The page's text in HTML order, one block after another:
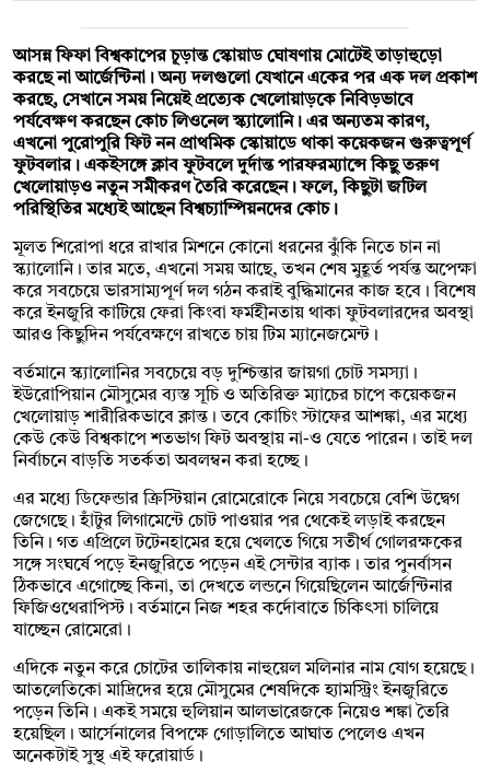
আসন্ন ফিফা বিশ্বকাপের চূড়ান্ত স্কোয়াড ঘোষণায় মোটেই তাড়াহুড়ো
করছে না আর্জেন্টিনা। অন্য দলগুলো যেখানে একের পর এক দল প্রকাশ
করছে, সেখানে সময় নিয়েই প্রত্যেক খেলোয়াড়কে নিবিড়ভাবে
পর্যবেক্ষণ করছেন কোচ লিওনেল স্ক্যালোনি। এর অন্যতম কারণ,
এখনো পুরোপুরি ফিট নন প্রাথমিক স্কোয়াডে থাকা কয়েকজন গুরুত্বপূর্ণ
ফুটবলার। একইসঙ্গে ক্লাব ফুটবলে দুর্দান্ত পারফরম্যান্সে কিছু তরুণ
খেলোয়াড়ও নতুন সমীকরণ তৈরি করেছেন। ফলে, কিছুটা জটিল
পরিস্থিতির মধ্যেই আছেন বিশ্বচ্যাম্পিয়নদের কোচ।
মূলত শিরোপা ধরে রাখার মিশনে কোনো ধরনের ঝুঁকি নিতে চান না
স্ক্যালোনি। তার মতে, এখনো সময় আছে, তখন শেষ মুহূর্ত পর্যন্ত অপেক্ষা
করে সবচেয়ে ভারসাম্যপূর্ণ দল গঠন করাই বুদ্ধিমানের কাজ হবে। বিশেষ
করে ইনজুরি কাটিয়ে ফেরা কিংবা ফর্মহীনতায় থাকা ফুটবলারদের অবস্থা
আরও কিছুদিন পর্যবেক্ষণে রাখতে চায় টিম ম্যানেজমেন্ট।
বর্তমানে স্ক্যালোনির সবচেয়ে বড় দুশ্চিন্তার জায়গা চোট সমস্যা।
ইউরোপিয়ান মৌসুমের ব্যস্ত সূচি ও অতিরিক্ত ম্যাচের চাপে কয়েকজন
খেলোয়াড় শারীরিকভাবে ক্লান্ত। তবে কোচিং স্টাফের আশঙ্কা, এর মধ্যে
কেউ কেউ বিশ্বকাপে শতভাগ ফিট অবস্থায় না-ও যেতে পারেন। তাই দল
নির্বাচনে বাড়তি সতর্কতা অবলম্বন করা হচ্ছে।
এর মধ্যে ডিফেন্ডার ক্রিস্টিয়ান রোমেরোকে নিয়ে সবচেয়ে বেশি উদ্বেগ
জেগেছে। হাঁটুর লিগামেন্টে চোট পাওয়ার পর থেকেই লড়াই করছেন
তিনি। গত এপ্রিলে টটেনহামের হয়ে খেলতে গিয়ে সতীর্থ গোলরক্ষকের
সঙ্গে সংঘর্ষে পড়ে ইনজুরিতে পড়েন এই সেন্টার ব্যাক। তার পুনর্বাসন
ঠিকভাবে এগোচ্ছে কিনা, তা দেখতে লন্ডনে গিয়েছিলেন আর্জেন্টিনার
ফিজিওথেরাপিস্ট। বর্তমানে নিজ শহর কর্দোবাতে চিকিৎসা চালিয়ে
যাচ্ছেন রোমেরো।
এদিকে নতুন করে চোটের তালিকায় নাহুয়েল মলিনার নাম যোগ হয়েছে।
আতলেতিকো মাদ্রিদের হয়ে মৌসুমের শেষদিকে হ্যামস্ট্রিং ইনজুরিতে
পড়েন তিনি। একই সময়ে হুলিয়ান আলভারেজকে নিয়েও শঙ্কা তৈরি
হয়েছিল। আর্সেনালের বিপক্ষে গোড়ালিতে আঘাত পেলেও এখন
অনেকটাই সুস্থ এই ফরোয়ার্ড।